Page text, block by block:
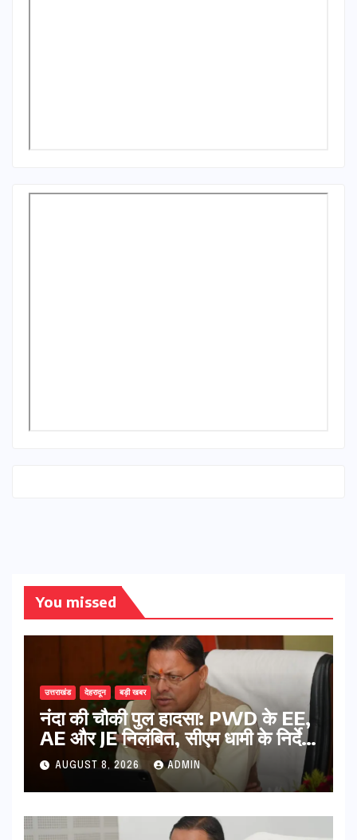
You missed
उत्तराखंड देहरादून बड़ी खबर
नंदा की चौकी पुल हादसा: PWD के EE,
AE और JE निलंबित, सीएम धामी के निर्देश
पर सख्त कार्रवाई
AUGUST 8, 2026 ADMIN